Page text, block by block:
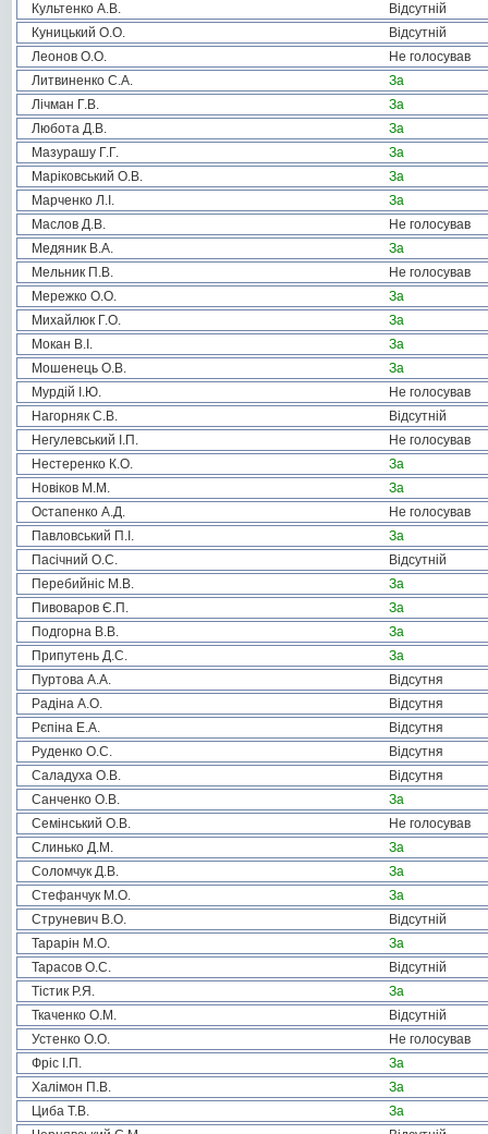
Культенко А.В.
Відсутній
Куницький О.О.
Відсутній
Леонов О.О.
Не голосував
Литвиненко С.А.
За
Лічман Г.В.
За
Любота Д.В.
За
Мазурашу Г.Г.
За
Маріковський О.В.
За
Марченко Л.І.
За
Маслов Д.В.
Не голосував
Медяник В.А.
За
Мельник П.В.
Не голосував
Мережко О.О.
За
Михайлюк Г.О.
За
Мокан В.І.
За
Мошенець О.В.
За
Мурдій І.Ю.
Не голосував
Нагорняк С.В.
Відсутній
Негулевський І.П.
Не голосував
Нестеренко К.О.
За
Новіков М.М.
За
Остапенко А.Д.
Не голосував
Павловський П.І.
За
Пасічний О.С.
Відсутній
Перебийніс М.В.
За
Пивоваров Є.П.
За
Подгорна В.В.
За
Припутень Д.С.
За
Пуртова А.А.
Відсутня
Радіна А.О.
Відсутня
Рєпіна Е.А.
Відсутня
Руденко О.С.
Відсутня
Саладуха О.В.
Відсутня
Санченко О.В.
За
Семінський О.В.
Не голосував
Слинько Д.М.
За
Соломчук Д.В.
За
Стефанчук М.О.
За
Струневич В.О.
Відсутній
Тарарін М.О.
За
Тарасов О.С.
Відсутній
Тістик Р.Я.
За
Ткаченко О.М.
Відсутній
Устенко О.О.
Не голосував
Фріс І.П.
За
Халімон П.В.
За
Циба Т.В.
За